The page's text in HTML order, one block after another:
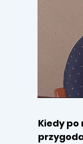
Kiedy po